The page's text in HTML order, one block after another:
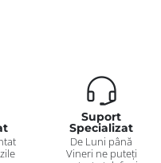
Suport
Specializat
De Luni până
Vineri ne puteți